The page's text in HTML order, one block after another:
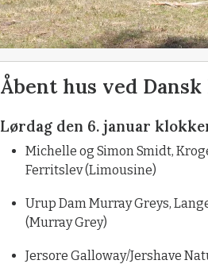
Åbent hus ved
Lørdag den 6. januar
Michelle og Simon Smidt,
Ferritslev (Limousine)
Urup Dam Murray Greys,
(Murray Grey)
Jersore Galloway/Jershave